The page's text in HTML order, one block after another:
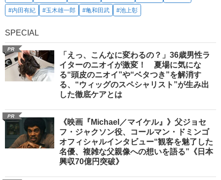
#内田有紀
#玉木雄一郎 #亀和田武 #池上彰
SPECIAL
PR
「えっ、こんなに変わるの？」36歳男性ラ
イターのニオイが激変！ 夏場に気にな
る“頭皮のニオイ”や“ベタつき”を解消す
る、“ウィッグのスペシャリスト”が生み出
した徹底ケアとは
PR
《映画『Michael／マイケル』》父ジョセ
フ・ジャクソン役、コールマン・ドミンゴ
オフィシャルインタビュー“観客を魅了した
名優、複雑な父親像への想いを語る”《日本
興収70億円突破》